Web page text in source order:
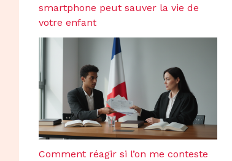
smartphone peut sauver la vie de
votre enfant
Comment réagir si l’on me conteste